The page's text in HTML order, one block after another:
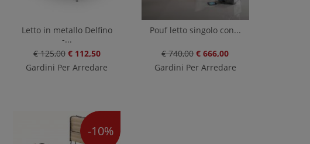
Letto in metallo Delfino
-...
€ 125,00 € 112,50
Gardini Per Arredare
Pouf letto singolo con...
€ 740,00 € 666,00
Gardini Per Arredare
-10%